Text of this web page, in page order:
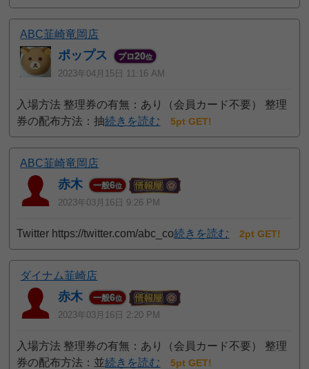
ABC韮崎竜岡店
ポップス プロ20位
2023年04月15日 11:16 AM
入場方法 整理券の有無：あり（会員カード不要） 整理
券の配布方法：抽続きを読む 5pt GET!
ABC韮崎竜岡店
赤木 一般6位
2023年03月16日 9:26 PM
Twitter https://twitter.com/abc_co続きを読む 2pt GET!
ダイナム韮崎店
赤木 一般6位
2023年03月16日 2:20 PM
入場方法 整理券の有無：あり（会員カード不要） 整理
券の配布方法：並続きを読む 5pt GET!